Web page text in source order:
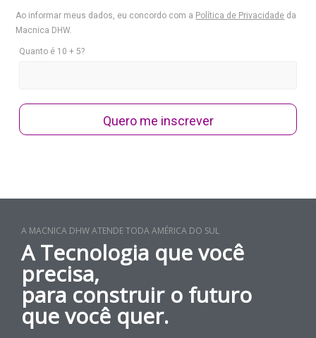
Ao informar meus dados, eu concordo com a Política de Privacidade da
Macnica DHW.
Quanto é 10 + 5?
Quero me inscrever
A MACNICA DHW ATENDE TODA AMÉRICA DO SUL
A Tecnologia que você
precisa,
para construir o futuro
que você quer.